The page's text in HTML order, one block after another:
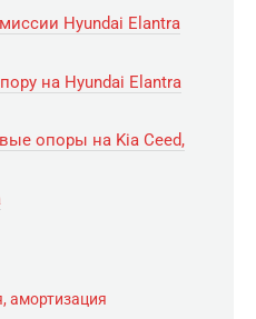
Hyundai Elantra
на Hyundai Elantra
опоры на Kia Ceed,
амортизация